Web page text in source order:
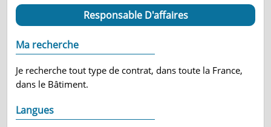
Responsable D'affaires
Ma recherche
Je recherche tout type de contrat, dans toute la France,
dans le Bâtiment.
Langues